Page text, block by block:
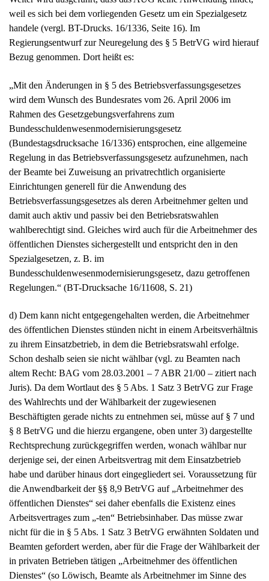
weil es sich bei dem vorliegenden Gesetz um ein Spezialgesetz
handele (vergl. BT-Drucks. 16/1336, Seite 16). Im
Regierungsentwurf zur Neuregelung des § 5 BetrVG wird hierauf
Bezug genommen. Dort heißt es:
„Mit den Änderungen in § 5 des Betriebsverfassungsgesetzes
wird dem Wunsch des Bundesrates vom 26. April 2006 im
Rahmen des Gesetzgebungsverfahrens zum
Bundesschuldenwesenmodernisierungsgesetz
(Bundestagsdrucksache 16/1336) entsprochen, eine allgemeine
Regelung in das Betriebsverfassungsgesetz aufzunehmen, nach
der Beamte bei Zuweisung an privatrechtlich organisierte
Einrichtungen generell für die Anwendung des
Betriebsverfassungsgesetzes als deren Arbeitnehmer gelten und
damit auch aktiv und passiv bei den Betriebsratswahlen
wahlberechtigt sind. Gleiches wird auch für die Arbeitnehmer des
öffentlichen Dienstes sichergestellt und entspricht den in den
Spezialgesetzen, z. B. im
Bundesschuldenwesenmodernisierungsgesetz, dazu getroffenen
Regelungen.“ (BT-Drucksache 16/11608, S. 21)
d) Dem kann nicht entgegengehalten werden, die Arbeitnehmer
des öffentlichen Dienstes stünden nicht in einem Arbeitsverhältnis
zu ihrem Einsatzbetrieb, in dem die Betriebsratswahl erfolge.
Schon deshalb seien sie nicht wählbar (vgl. zu Beamten nach
altem Recht: BAG vom 28.03.2001 – 7 ABR 21/00 – zitiert nach
Juris). Da dem Wortlaut des § 5 Abs. 1 Satz 3 BetrVG zur Frage
des Wahlrechts und der Wählbarkeit der zugewiesenen
Beschäftigten gerade nichts zu entnehmen sei, müsse auf § 7 und
§ 8 BetrVG und die hierzu ergangene, oben unter 3) dargestellte
Rechtsprechung zurückgegriffen werden, wonach wählbar nur
derjenige sei, der einen Arbeitsvertrag mit dem Einsatzbetrieb
habe und darüber hinaus dort eingegliedert sei. Voraussetzung für
die Anwendbarkeit der §§ 8,9 BetrVG auf „Arbeitnehmer des
öffentlichen Dienstes“ sei daher ebenfalls die Existenz eines
Arbeitsvertrages zum „-ten“ Betriebsinhaber. Das müsse zwar
nicht für die in § 5 Abs. 1 Satz 3 BetrVG erwähnten Soldaten und
Beamten gefordert werden, aber für die Frage der Wählbarkeit der
in privaten Betrieben tätigen „Arbeitnehmer des öffentlichen
Dienstes“ (so Löwisch, Beamte als Arbeitnehmer im Sinne des